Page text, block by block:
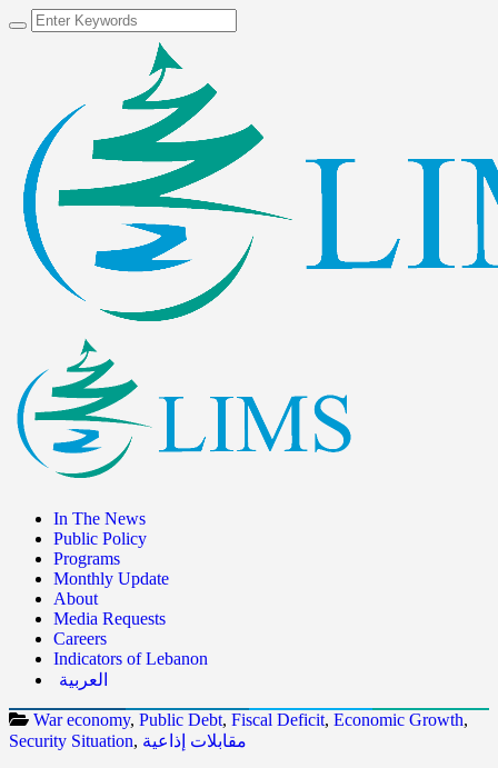
In The News
Public Policy
Programs
Monthly Update
About
Media Requests
Careers
Indicators of Lebanon
العربية
War economy, Public Debt, Fiscal Deficit, Economic Growth,
Security Situation, مقابلات إذاعية